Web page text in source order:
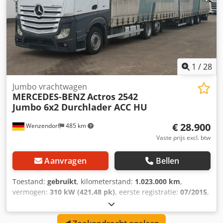
m x B 2,50 m x H 3,00 m Doorlader Luchtvering LOCATIE
ZWITSERLAND / 9425 Thal Codpfjylgdxjx Apcorf
1 /28
Wenzendorf 485 km
Jumbo vrachtwagen
MERCEDES-BENZActros 2542
Jumbo 6x2 Durchlader ACC HU
€ 28.900
Vaste prijs excl. btw
Aanvragen Bellen
Toestand: gebruikt, kilometerstand: 1.023.000 km,
vermogen: 310 kW (421,48 pk), eerste registratie: 07/2015,
, totaalgewicht:
asconfiguratie:3 assen, volgende keuring (TÜV):06/2026,